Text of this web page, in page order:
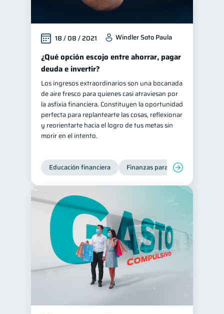
18 / 08 / 2021 Windler Soto Paula
¿Qué opción escojo entre ahorrar, pagar
deuda e invertir?
Los ingresos extraordinarios son una bocanada
de aire fresco para quienes casi atraviesan por
la asfixia financiera. Constituyen la oportunidad
perfecta para replantearte las cosas, reflexionar
y reorientarte hacia el logro de tus metas sin
morir en el intento.
Educación financiera Finanzas para jóvenes